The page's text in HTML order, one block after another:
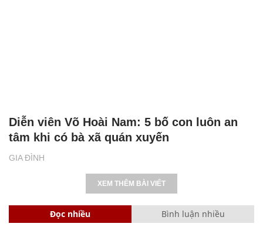
GIA ĐÌNH
Diễn viên Võ Hoài Nam: 5 bố con luôn an
tâm khi có bà xã quán xuyến
XEM THÊM BÀI VIẾT
Đọc nhiều Bình luận nhiều